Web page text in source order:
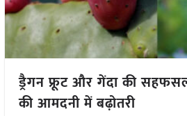
ड्रैगन फ्रूट और गेंदा की
की आमदनी में बढ़ोतरी